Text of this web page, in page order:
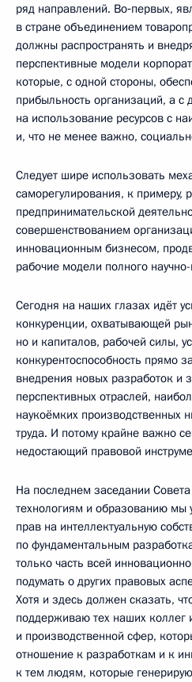
ряд направлений. Во‑первых,
в стране объединением
должны распространять и
перспективные модели
которые, с одной стороны,
прибыльность организаций, а с
на использование ресурсов с
и, что не менее важно,
Следует шире использовать
саморегулирования, к примеру,
предпринимательской
совершенствованием
инновационным бизнесом,
рабочие модели полного
Сегодня на наших глазах идёт
конкуренции, охватывающей
но и капиталов, рабочей силы,
конкурентоспособность прямо
внедрения новых разработок и
перспективных отраслей,
наукоёмких производственных
труда. И потому крайне важно
недостающий правовой
На последнем заседании
технологиям и образованию мы
прав на интеллектуальную
по фундаментальным
только часть всей
подумать о других правовых
Хотя и здесь должен сказать,
поддерживаю тех наших коллег
и производственной сфер,
отношение к разработкам и к
к тем людям, которые